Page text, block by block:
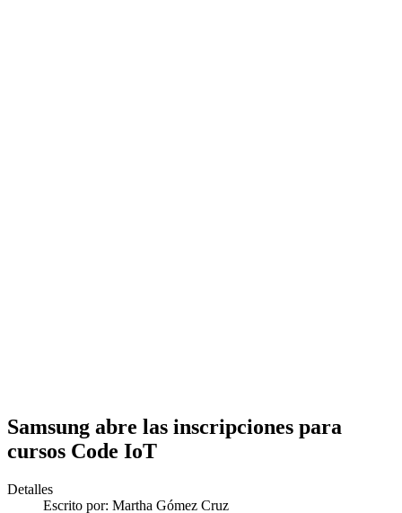
Samsung abre las inscripciones para
cursos Code IoT
Detalles
Escrito por: Martha Gómez Cruz